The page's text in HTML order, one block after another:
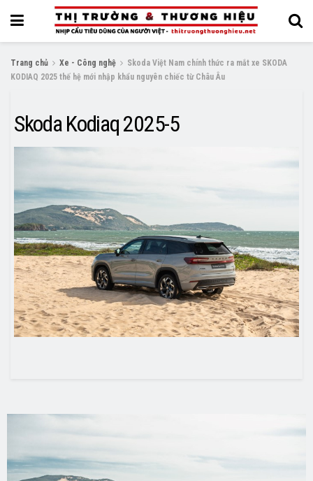
Trang chủ Xe - Công nghệ
Skoda Việt Nam chính thức ra mắt xe SKODA
KODIAQ 2025 thế hệ mới nhập khẩu nguyên chiếc từ Châu Âu
Skoda Kodiaq 2025-5